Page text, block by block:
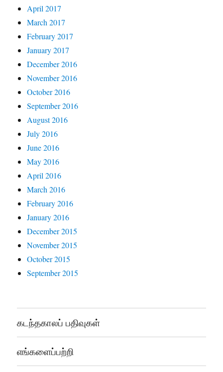
April 2017
March 2017
February 2017
January 2017
December 2016
November 2016
October 2016
September 2016
August 2016
July 2016
June 2016
May 2016
April 2016
March 2016
February 2016
January 2016
December 2015
November 2015
October 2015
September 2015
கடந்தகாலப் பதிவுகள்
எங்களைப்பற்றி